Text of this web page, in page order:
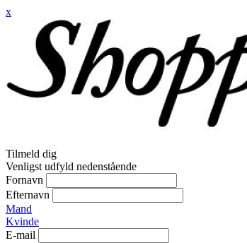
x
Tilmeld dig
Venligst udfyld nedenstående
Fornavn
Efternavn
Mand
Kvinde
E-mail